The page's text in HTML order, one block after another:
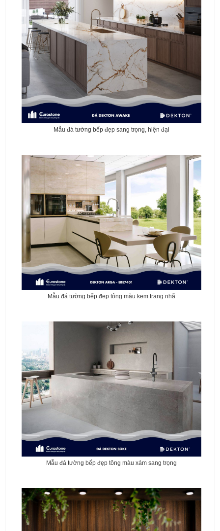
Mẫu đá tường bếp đẹp sang trọng, hiện đại
Mẫu đá tường bếp đẹp tông màu kem trang nhã
Mẫu đá tường bếp đẹp tông màu xám sang trọng